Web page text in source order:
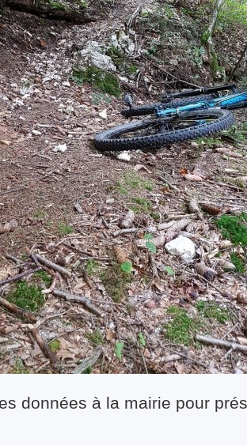
données à la mairie pour